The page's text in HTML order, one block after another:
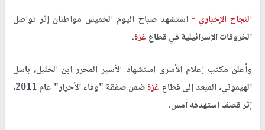
النجاح الإخباري -استشهد صباح اليوم الخميس مواطنان إثر تواصل
الخروقات الإسرائيلية في قطاعغزة.
وأعلن مكتب إعلام الأسرى استشهاد الأسير المحرر ابن الخليل، باسل
الهيموني، المبعد إلى قطاع غزة
ضمن صفقة "وفاء الأحرار" عام 2011،
إثر قصف استهدفه أمس.